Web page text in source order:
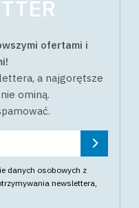
ofertami i
a najgorętsze
ominą.
danych osobowych z
newslettera,